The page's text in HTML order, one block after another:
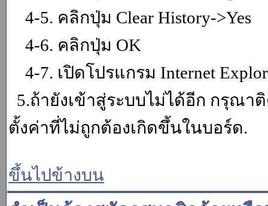
4-5. คลิกปุ่ม Clear History->Yes
4-6. คลิกปุ่ม OK
4-7. เปิดโปรแกรม Internet
5.ถ้ายังเข้าสู่ระบบไม่ได้อีก กรุณา
ตั้งค่าที่ไม่ถูกต้องเกิดขึ้นในบอร์ด.
ขึ้นไปข้างบน